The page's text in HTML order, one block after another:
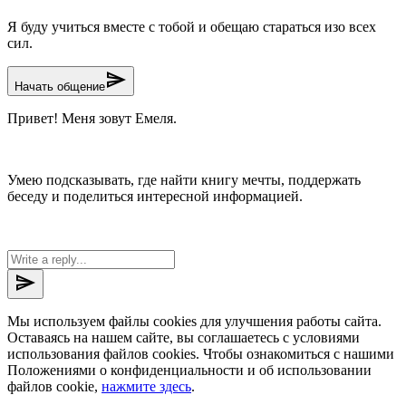
Я буду учиться вместе с тобой и обещаю стараться изо всех
сил.
Начать общениеsend
Привет! Меня зовут Емеля.
Умею подсказывать, где найти книгу мечты, поддержать
беседу и поделиться интересной информацией.
send
Мы используем файлы cookies для улучшения работы сайта.
Оставаясь на нашем сайте, вы соглашаетесь с условиями
использования файлов cookies. Чтобы ознакомиться с нашими
Положениями о конфиденциальности и об использовании
файлов cookie, нажмите здесь.